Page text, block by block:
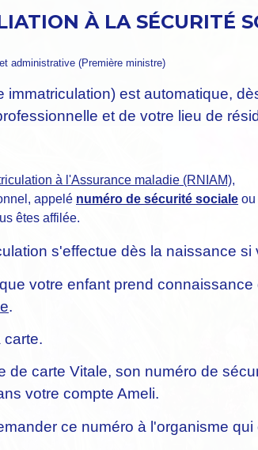
À LA SÉCURITÉ
administrative (Première ministre)
est automatique,
et de votre lieu de
à l'Assurance maladie (RNIAM),
appelé numéro de sécurité sociale ou
êtes affilée.
s'effectue dès la naissance
votre enfant prend
.
carte.
de carte Vitale, son numéro de
votre compte Ameli.
ce numéro à l'organisme